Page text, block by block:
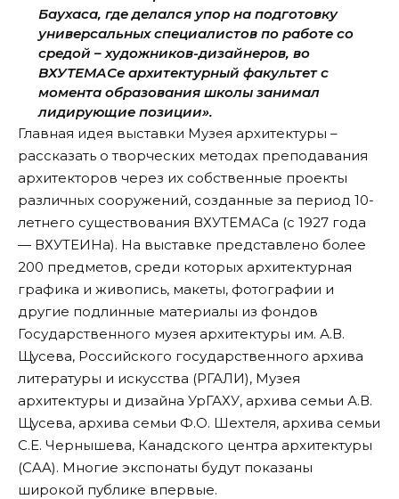
Баухаса, где делался упор на подготовку
универсальных специалистов по работе со
средой – художников-дизайнеров, во
ВХУТЕМАСе архитектурный факультет с
момента образования школы занимал
лидирующие позиции».
Главная идея выставки Музея архитектуры –
рассказать о творческих методах преподавания
архитекторов через их собственные проекты
различных сооружений, созданные за период 10-
летнего существования ВХУТЕМАСа (с 1927 года
— ВХУТЕИНа). На выставке представлено более
200 предметов, среди которых архитектурная
графика и живопись, макеты, фотографии и
другие подлинные материалы из фондов
Государственного музея архитектуры им. А.В.
Щусева, Российского государственного архива
литературы и искусства (РГАЛИ), Музея
архитектуры и дизайна УрГАХУ, архива семьи А.В.
Щусева, архива семьи Ф.О. Шехтеля, архива семьи
С.Е. Чернышева, Канадского центра архитектуры
(CAA). Многие экспонаты будут показаны
широкой публике впервые.